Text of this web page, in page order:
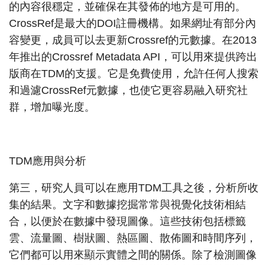
的內容很穩定，並確保在其發佈的地方是可用的。
CrossRef是最大的DOI註冊機構。如果網址有部分內
容變更，成員可以去更新Crossref的元數據。在2013
年推出的Crossref Metadata API，可以用來提供跨出
版商在TDM的支援。它是免費使用，允許任何人搜索
和過濾CrossRef元數據，也使它更容易融入研究社
群，增加曝光度。
TDM應用與分析
第三，研究人員可以在應用TDM工具之後，分析所收
集的結果。文字和數據挖掘常常與視覺化技術相結
合，以便於在數據中發現圖像。這些技術包括標籤
雲、流量圖、樹狀圖、熱區圖、散佈圖和時間序列，
它們都可以用來顯示實體之間的關係。除了檢測圖像